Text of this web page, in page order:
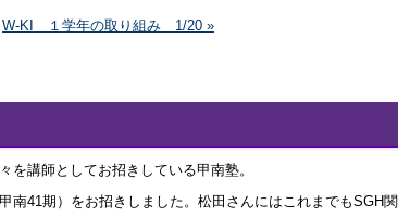
W-KI １学年の取り組み 1/20 »
講師としてお招きしている甲南塾。
南41期）をお招きしました。松田さんにはこれまでもSGH関